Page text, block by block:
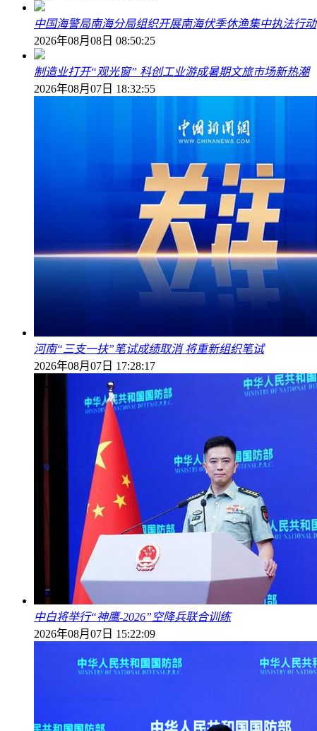
中国海警局南海分局组织开展南海伏季休渔集中执法行动
2026年08月08日 08:50:25
制造业打开“观光窗” 科创工业游成暑期文旅市场新热潮
2026年08月07日 18:32:55
河南“三支一扶”笔试成绩取消 将重新组织笔试
2026年08月07日 17:28:17
中白将举行“神鹰-2026”空降兵联合训练
2026年08月07日 15:22:09